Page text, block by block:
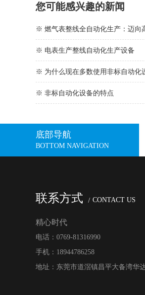
您可能感兴趣的新闻
※ 燃气表整线全自动化生产：迈向
※ 电表生产整线自动化生产设备
※ 为什么现在多数使用非标自动化
※ 非标自动化设备的特点
底部导航
BOTTOM NAVIGATION
联系方式 CONTACT US
精心时代
电话：0769-81316990
手机：18944786258
地址：东莞市道滘镇昌平大备湾华